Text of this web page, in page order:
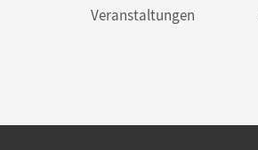
Veranstaltungen